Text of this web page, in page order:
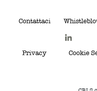
Contattaci
Privacy Cookie